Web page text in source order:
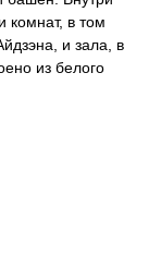
комнат, в том
и зала, в
из белого